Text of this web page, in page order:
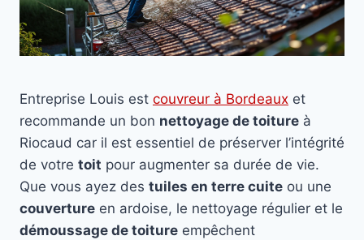
Entreprise Louis est couvreur à Bordeaux et
recommande un bon nettoyage de toiture à
Riocaud car il est essentiel de préserver l’intégrité
de votre toit pour augmenter sa durée de vie.
Que vous ayez des tuiles en terre cuite ou une
couverture en ardoise, le nettoyage régulier et le
démoussage de toiture empêchent